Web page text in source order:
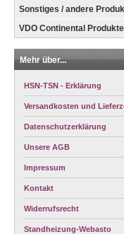
Sonstiges / andere
VDO Continental
Mehr über...
HSN-TSN - Erklärung
Versandkosten und
Datenschutzerklärung
Unsere AGB
Impressum
Kontakt
Widerrufsrecht
Standheizung-Webasto